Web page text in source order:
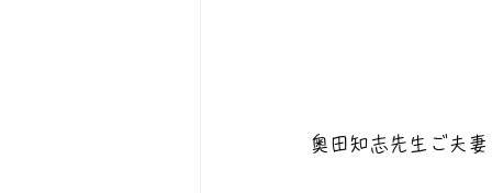
奥田知志先生ご夫妻